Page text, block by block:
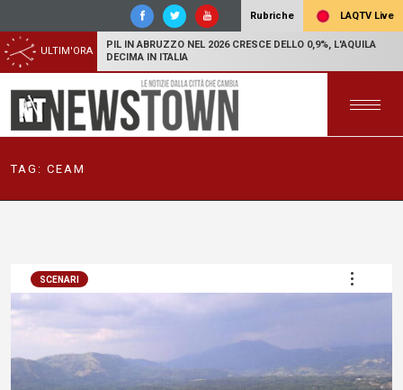
Rubriche LAQTV Live
ULTIM'ORA
PIL IN ABRUZZO NEL 2026 CRESCE DELLO 0,9%, L'AQUILA
DECIMA IN ITALIA
TAG: CEAM
SCENARI